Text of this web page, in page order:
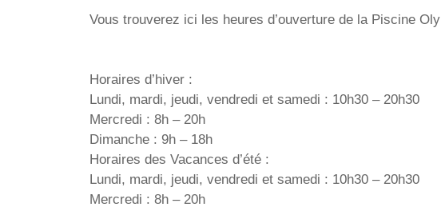
Vous trouverez ici les heures d’ouverture de la Piscine
Horaires d’hiver :
Lundi, mardi, jeudi, vendredi et samedi : 10h30 – 20h30
Mercredi : 8h – 20h
Dimanche : 9h – 18h
Horaires des Vacances d’été :
Lundi, mardi, jeudi, vendredi et samedi : 10h30 – 20h30
Mercredi : 8h – 20h